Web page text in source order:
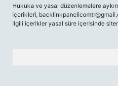
Hukuka ve yasal düzenlemelere
içerikleri,
ilgili içerikler yasal süre içerisinde